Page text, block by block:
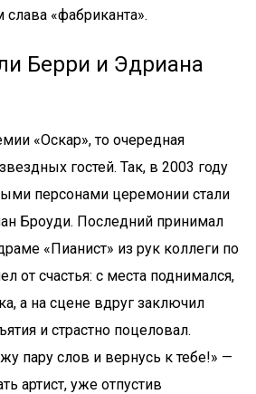
«фабриканта».
Берри и Эдриана
«Оскар», то очередная
гостей. Так, в 2003 году
персонами церемонии стали
Броуди. Последний принимал
«Пианист» из рук коллеги по
от счастья: с места поднимался,
а на сцене вдруг заключил
и страстно поцеловал.
пару слов и вернусь к тебе!» —
артист, уже отпустив